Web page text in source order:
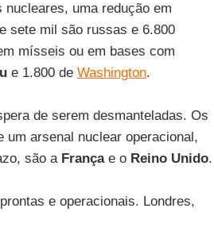
uma redução em
sete mil são russas e 6.800
mísseis ou em bases com
e 1.800 de Washington.
de serem desmanteladas. Os
arsenal nuclear operacional,
são a Françae o Reino Unido.
e operacionais. Londres,